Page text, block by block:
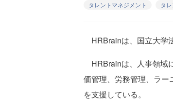
タレントマネジメント タ
HRBrainは、国立大学
HRBrainは、人事領域
価管理、労務管理、ラー
を支援している。